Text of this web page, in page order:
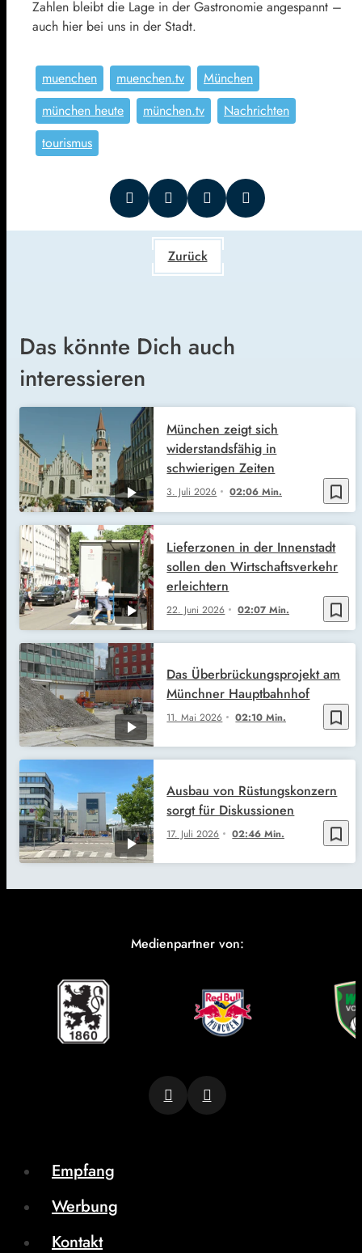
Zahlen bleibt die Lage in der Gastronomie angespannt –
auch hier bei uns in der Stadt.
muenchen muenchen.tv
München
münchen heute
münchen.tv
Nachrichten
tourismus
Zurück
Das könnte Dich auch
interessieren
bookmark_border
3. Juli 2026 02:06 Min.
München zeigt sich
widerstandsfähig in
schwierigen Zeiten
bookmark_border
22. Juni 2026 02:07 Min.
Lieferzonen in der Innenstadt
sollen den Wirtschaftsverkehr
erleichtern
bookmark_border
11. Mai 2026 02:10 Min.
Das Überbrückungsprojekt am
Münchner Hauptbahnhof
bookmark_border
17. Juli 2026 02:46 Min.
Ausbau von Rüstungskonzern
sorgt für Diskussionen
Medienpartner von:
Empfang
Werbung
Kontakt